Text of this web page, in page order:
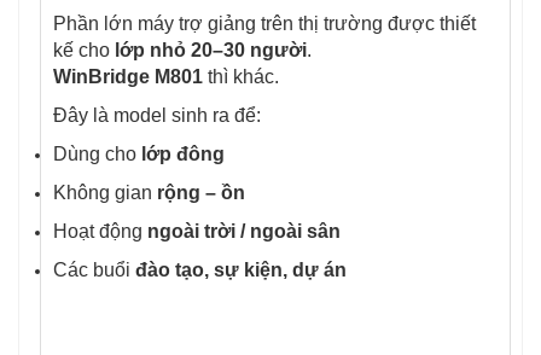
Phần lớn máy trợ giảng trên thị trường được thiết
kế cho lớp nhỏ 20–30 người.
WinBridge M801 thì khác.
Đây là model sinh ra để:
Dùng cho lớp đông
Không gian rộng – ồn
Hoạt động ngoài trời / ngoài sân
Các buổi đào tạo, sự kiện, dự án